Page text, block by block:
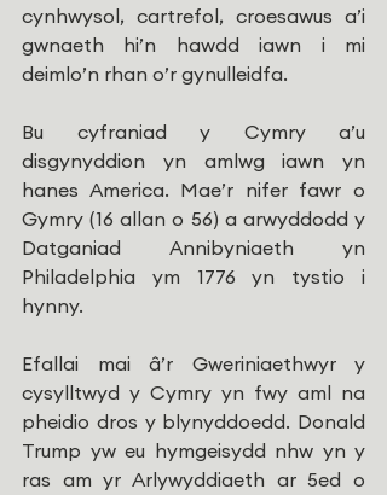
cynhwysol, cartrefol, croesawus a’i
gwnaeth hi’n hawdd iawn i mi
deimlo’n rhan o’r gynulleidfa.
Bu cyfraniad y Cymry a’u
disgynyddion yn amlwg iawn yn
hanes America. Mae’r nifer fawr o
Gymry (16 allan o 56) a arwyddodd y
Datganiad Annibyniaeth yn
Philadelphia ym 1776 yn tystio i
hynny.
Efallai mai â’r Gweriniaethwyr y
cysylltwyd y Cymry yn fwy aml na
pheidio dros y blynyddoedd. Donald
Trump yw eu hymgeisydd nhw yn y
ras am yr Arlywyddiaeth ar 5ed o